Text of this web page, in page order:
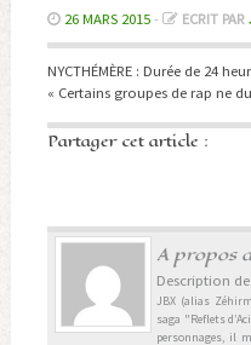
26 MARS 2015- ECRIT PAR
NYCTHÉMÈRE : Durée de 24
« Certains groupes de rap ne
Partager cet article :
A propos
Description
JBX (alias
saga "Reflets
personnages, il